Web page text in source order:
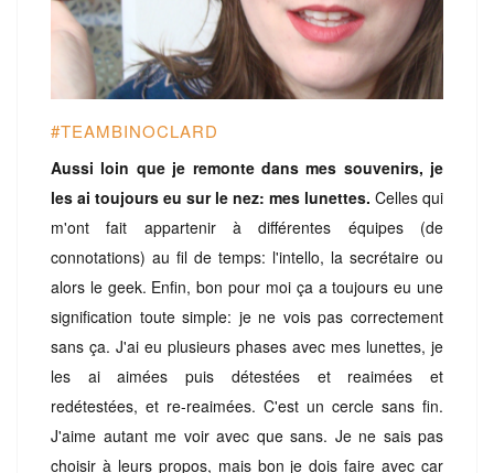
#TEAMBINOCLARD
Aussi loin que je remonte dans mes souvenirs, je
les ai toujours eu sur le nez: mes lunettes. Celles qui
m'ont fait appartenir à différentes équipes (de
connotations) au fil de temps: l'intello, la secrétaire ou
alors le geek. Enfin, bon pour moi ça a toujours eu une
signification toute simple: je ne vois pas correctement
sans ça. J'ai eu plusieurs phases avec mes lunettes, je
les ai aimées puis détestées et reaimées et
redétestées, et re-reaimées. C'est un cercle sans fin.
J'aime autant me voir avec que sans. Je ne sais pas
choisir à leurs propos, mais bon je dois faire avec car